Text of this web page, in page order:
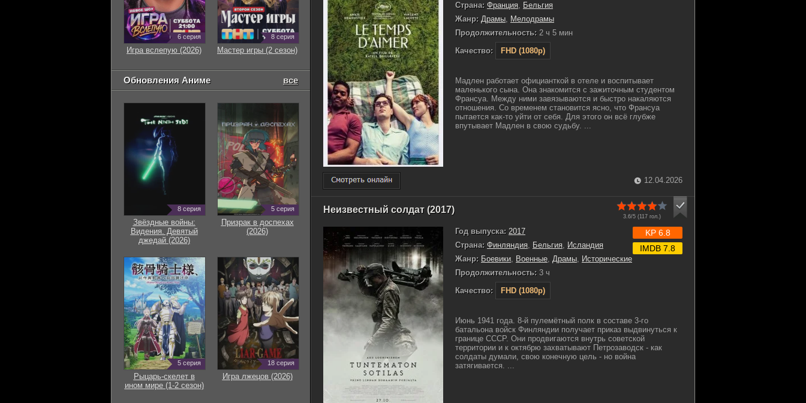
Страна: Франция, Бельгия
Жанр: Драмы, Мелодрамы
Продолжительность: 2 ч 5 мин
Качество:
FHD (1080p)
Мадлен работает официанткой в отеле и воспитывает
маленького сына. Она знакомится с зажиточным студентом
Франсуа. Между ними завязываются и быстро накаляются
отношения. Со временем становится ясно, что Франсуа
пытается как-то уйти от себя. Для этого он всё глубже
впутывает Мадлен в свою судьбу. ...
12.04.2026
Неизвестный солдат (2017)
3.6/5 (117 гол.)
Год выпуска: 2017
Страна: Финляндия Бельгия Исландия
Жанр: Боевики Военные Драмы Исторические
Продолжительность: 3 ч
Качество:
FHD (1080p)
KP 6.8
IMDB 7.8
Июнь 1941 года. 8-й пулемётный полк в составе 3-го
батальона войск Финляндии получает приказ выдвинуться к
границе СССР. Они продвигаются внутрь советской
территории и к октябрю захватывают Петрозаводск - как
солдаты думали, свою конечную цель - но война
затягивается. ...
6 серия
Игра вслепую (2026)
8 серия
Мастер игры (2 сезон)
Обновления Аниме все
8 серия
Звёздные войны:
Видения. Девятый
джедай (2026)
5 серия
Призрак в доспехах
(2026)
5 серия
Рыцарь-скелет в
ином мире (1-2 сезон)
18 серия
Игра лжецов (2026)